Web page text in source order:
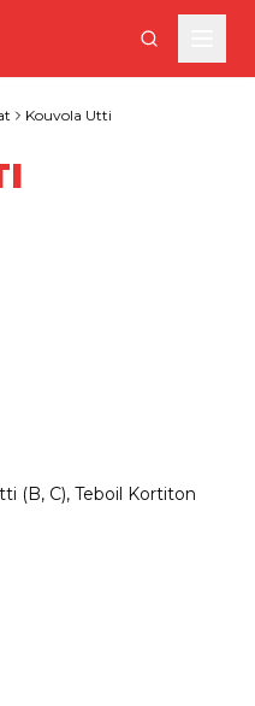
Kouvola Utti
(B, C), Teboil Kortiton